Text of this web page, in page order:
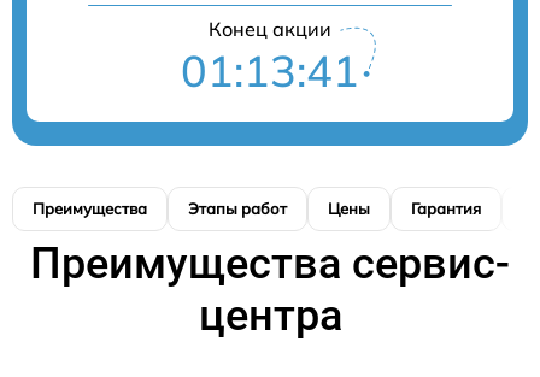
Конец акции
01:13:40
Преимущества Этапы работ Цены Гарантия
Преимущества сервис-
центра